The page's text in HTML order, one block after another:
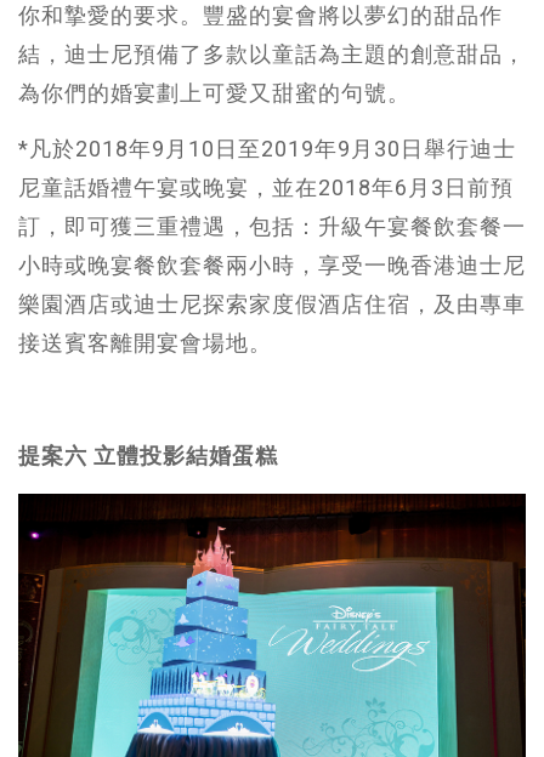
你和摯愛的要求。豐盛的宴會將以夢幻的甜品作
結，迪士尼預備了多款以童話為主題的創意甜品，
為你們的婚宴劃上可愛又甜蜜的句號。
*凡於2018年9月10日至2019年9月30日舉行迪士
尼童話婚禮午宴或晚宴，並在2018年6月3日前預
訂，即可獲三重禮遇，包括：升級午宴餐飲套餐一
小時或晚宴餐飲套餐兩小時，享受一晚香港迪士尼
樂園酒店或迪士尼探索家度假酒店住宿，及由專車
接送賓客離開宴會場地。
提案六 立體投影結婚蛋糕